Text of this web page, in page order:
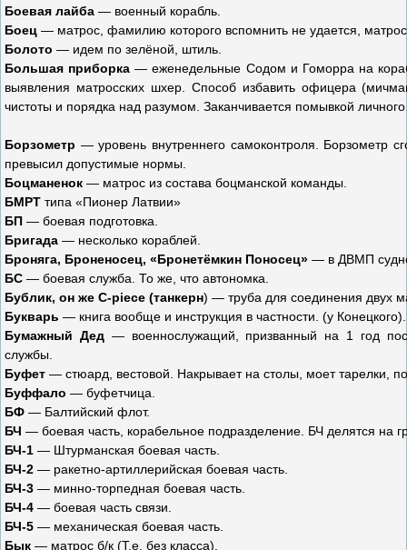
Боевая лайба — военный корабль.
Боец — матрос, фамилию которого вспомнить не удается,
Болото — идем по зелёной, штиль.
Большая приборка — еженедельные Содом и Гоморра на
выявления матросских шхер. Способ избавить офицера
чистоты и порядка над разумом. Заканчивается помывкой личного
Борзометр — уровень внутреннего самоконтроля. Борзометр
превысил допустимые нормы.
Боцманенок — матрос из состава боцманской команды.
БМРТ типа «Пионер Латвии»
БП — боевая подготовка.
Бригада — несколько кораблей.
Броняга, Броненосец, «Бронетёмкин Поносец» — в ДВМП судно
БС — боевая служба. То же, что автономка.
Бублик, он же C-piece (танкерн) — труба для соединения двух
Букварь — книга вообще и инструкция в частности. (у Конецкого).
Бумажный Дед — военнослужащий, призванный на 1 год
службы.
Буфет — стюард, вестовой. Накрывает на столы, моет тарелки,
Буффало — буфетчица.
БФ — Балтийский флот.
БЧ — боевая часть, корабельное подразделение. БЧ делятся на
БЧ-1 — Штурманская боевая часть.
БЧ-2 — ракетно-артиллерийская боевая часть.
БЧ-3 — минно-торпедная боевая часть.
БЧ-4 — боевая часть связи.
БЧ-5 — механическая боевая часть.
Бык — матрос б/к (Т.е. без класса).